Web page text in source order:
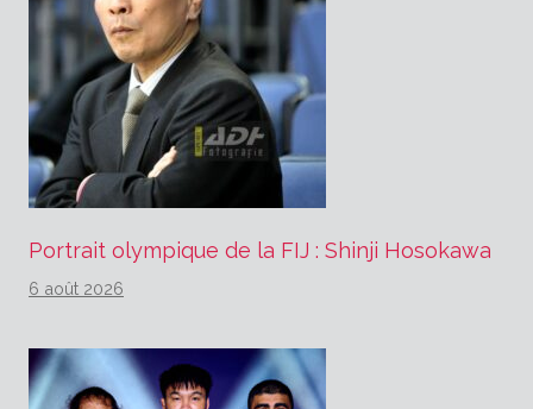
Portrait olympique de la FIJ : Shinji Hosokawa
6 août 2026